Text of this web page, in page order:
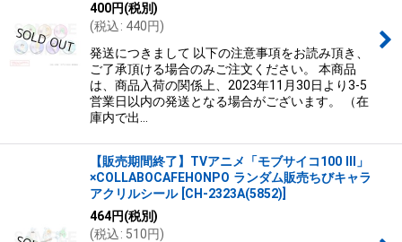
400円(税別)
(税込: 440円)
発送につきまして 以下の注意事項をお読み頂き、
ご了承頂ける場合のみご注文ください。 本商品
は、商品入荷の関係上、2023年11月30日より3-5
営業日以内の発送となる場合がございます。 （在
庫内で出…
【販売期間終了】TVアニメ「モブサイコ100 III」
×COLLABOCAFEHONPO ランダム販売ちびキャラ
アクリルシール CH-2323A(5852)
464円(税別)
(税込: 510円)